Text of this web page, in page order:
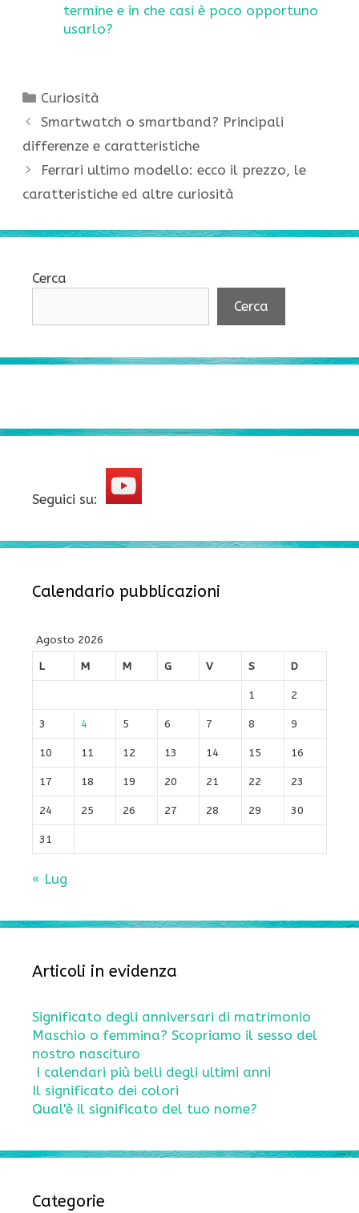
termine e in che casi è poco opportuno
usarlo?
Categorie
Curiosità
Smartwatch o smartband? Principali
differenze e caratteristiche
Ferrari ultimo modello: ecco il prezzo, le
caratteristiche ed altre curiosità
Cerca
Cerca
Seguici su:
Calendario pubblicazioni
Agosto 2026
L
M M G V S D
1 2
3 4 5 6 7 8 9
10 11 12 13 14 15 16
17 18 19 20 21 22 23
24 25 26 27 28 29 30
31
« Lug
Articoli in evidenza
Significato degli anniversari di matrimonio
Maschio o femmina? Scopriamo il sesso del
nostro nascituro
I calendari più belli degli ultimi anni
Il significato dei colori
Qual'è il significato del tuo nome?
Categorie